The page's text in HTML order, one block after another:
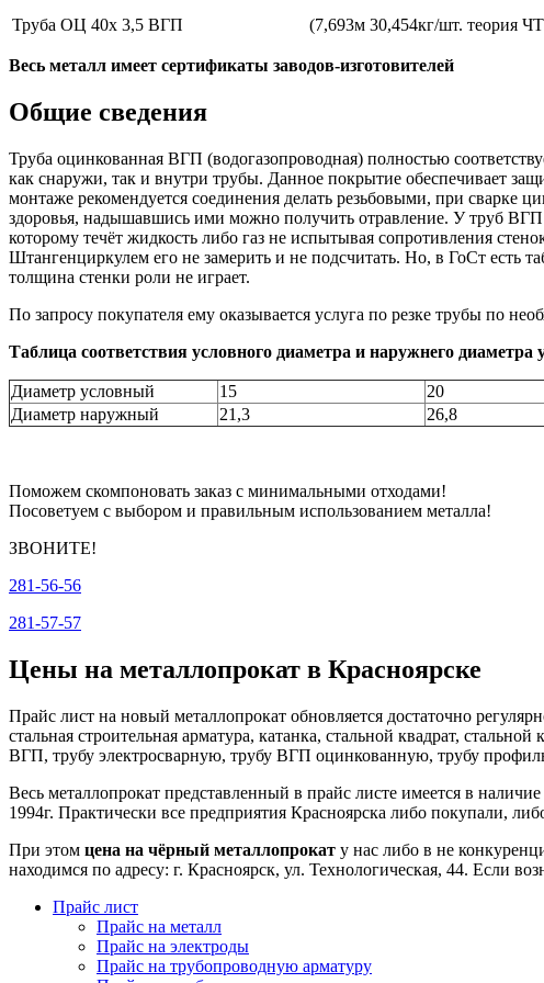
Труба ОЦ 40х 3,5 ВГП
(7,693м 30,454кг/шт. теория
Весь металл имеет сертификаты заводов-изготовителей
Общие сведения
Труба оцинкованная ВГП (водогазопроводная) полностью
как снаружи, так и внутри трубы. Данное покрытие обеспечивает
монтаже рекомендуется соединения делать резьбовыми, при сварке
здоровья, надышавшись ими можно получить отравление. У труб
которому течёт жидкость либо газ не испытывая сопротивления
Штангенциркулем его не замерить и не подсчитать. Но, в ГоСт есть
толщина стенки роли не играет.
По запросу покупателя ему оказывается услуга по резке трубы по
Таблица соответствия условного диаметра и наружнего
Диаметр условный 15 20
Диаметр наружный
21,3 26,8
Поможем скомпоновать заказ с минимальными отходами!
Посоветуем с выбором и правильным использованием металла!
ЗВОНИТЕ!
281-56-56
281-57-57
Цены на металлопрокат в Красноярске
Прайс лист на новый металлопрокат обновляется достаточно
стальная строительная арматура, катанка, стальной квадрат,
ВГП, трубу электросварную, трубу ВГП оцинкованную, трубу
Весь металлопрокат представленный в прайс листе имеется в
1994г. Практически все предприятия Красноярска либо покупали,
При этом цена на чёрный металлопрокат у нас либо в не
находимся по адресу: г. Красноярск, ул. Технологическая, 44. Если
Прайс лист
Прайс на металл
Прайс на электроды
Прайс на трубопроводную арматуру